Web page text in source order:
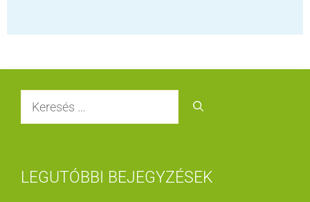
LEGUTÓBBI BEJEGYZÉSEK